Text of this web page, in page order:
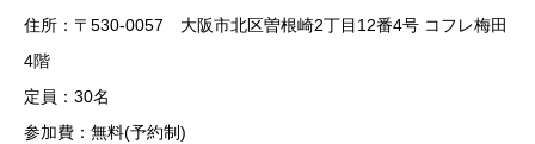
住所：〒530-0057 大阪市北区曽根崎2丁目12番4号 コフレ梅田
4階
定員：30名
参加費：無料(予約制)